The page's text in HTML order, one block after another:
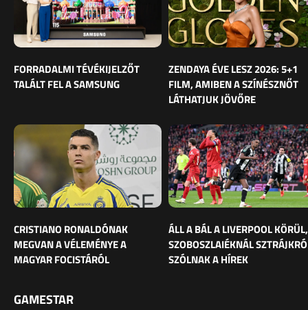
FORRADALMI TÉVÉKIJELZŐT
TALÁLT FEL A SAMSUNG
ZENDAYA ÉVE LESZ 2026: 5+1
FILM, AMIBEN A SZÍNÉSZNŐT
LÁTHATJUK JÖVŐRE
CRISTIANO RONALDÓNAK
MEGVAN A VÉLEMÉNYE A
MAGYAR FOCISTÁRÓL
ÁLL A BÁL A LIVERPOOL KÖRÜL,
SZOBOSZLAIÉKNÁL
SZÓLNAK A HÍREK
GAMESTAR